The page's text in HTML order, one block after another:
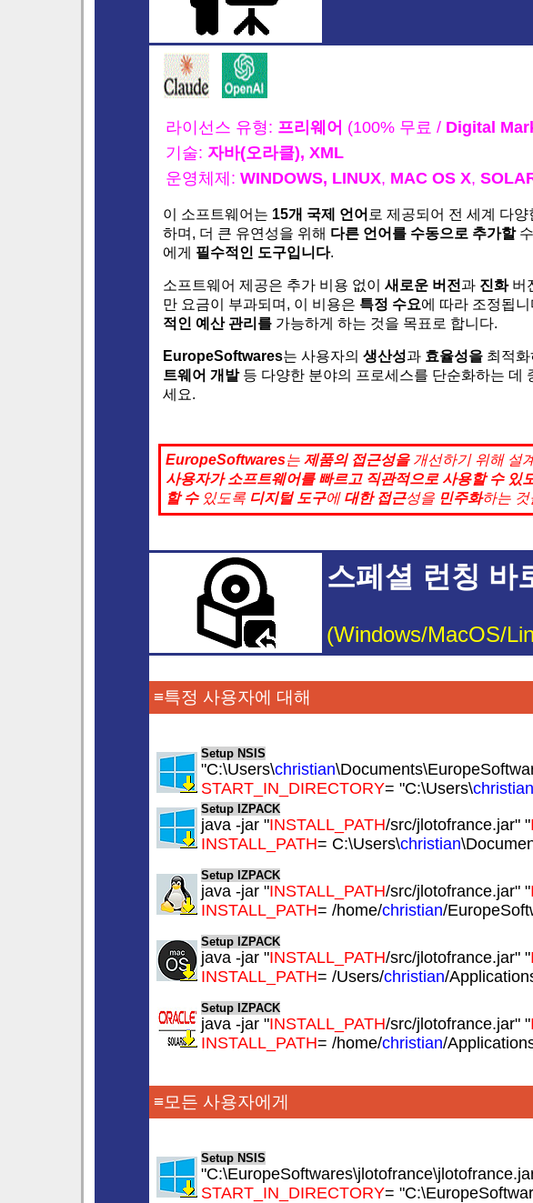
라이선스 유형: 프리웨어 (100% 무료 / Digital
기술: 자바(오라클), XML
운영체제: WINDOWS, LINUX, MAC OS X,
이 소프트웨어는 15개 국제 언어 로 제공되어 전 세계 다
하며, 더 큰 유연성을 위해 다른 언어를 수동으로 추가할수
에게 필수적인 도구입니다.
소프트웨어 제공은 추가 비용 없이 새로운 버전과 진화버
만 요금이 부과되며, 이 비용은 특정 수요에 따라 조정됩
적인 예산 관리를 가능하게 하는 것을 목표로 합니다.
EuropeSoftwares는 사용자의 생산성과 효율성을 최적
트웨어 개발등 다양한 분야의 프로세스를 단순화하는 데
세요.
EuropeSoftwares는 제품의 접근성을개선하기 위해 설
사용자가 소프트웨어를 빠르고 직관적으로 사용할 수 있
할 수있도록 디지털 도구에 대한 접근성을 민주화하는 것
스페셜 런칭 바
(Windows/MacOS/
≡특정 사용자에 대해
Setup NSIS
"C:\Users\christian
START_IN_DIRECTORY= "C:\Users\christian
Setup IZPACK
java -jar "INSTALL_PATH/src/jlotofrance.jar" "
INSTALL_PATH= C:\Users\christian
Setup IZPACK
java -jar "INSTALL_PATH/src/jlotofrance.jar" "
INSTALL_PATH= /home/christian/
Setup IZPACK
java -jar "INSTALL_PATH/src/jlotofrance.jar" "
INSTALL_PATH= /Users/christian/
Setup IZPACK
java -jar "INSTALL_PATH/src/jlotofrance.jar" "
INSTALL_PATH= /home/christian/
≡모든 사용자에게
Setup NSIS
START_IN_DIRECTORY=